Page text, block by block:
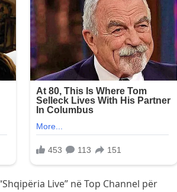
Live” në Top Channel për